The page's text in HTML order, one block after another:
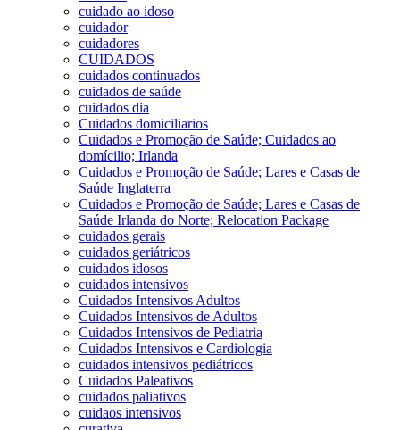
cuidado ao idoso
cuidador
cuidadores
CUIDADOS
cuidados continuados
cuidados de saúde
cuidados dia
Cuidados domiciliarios
Cuidados e Promoção de Saúde; Cuidados ao
domícilio; Irlanda
Cuidados e Promoção de Saúde; Lares e Casas de
Saúde Inglaterra
Cuidados e Promoção de Saúde; Lares e Casas de
Saúde Irlanda do Norte; Relocation Package
cuidados gerais
cuidados geriátricos
cuidados idosos
cuidados intensivos
Cuidados Intensivos Adultos
Cuidados Intensivos de Adultos
Cuidados Intensivos de Pediatria
Cuidados Intensivos e Cardiologia
cuidados intensivos pediátricos
Cuidados Paleativos
cuidados paliativos
cuidaos intensivos